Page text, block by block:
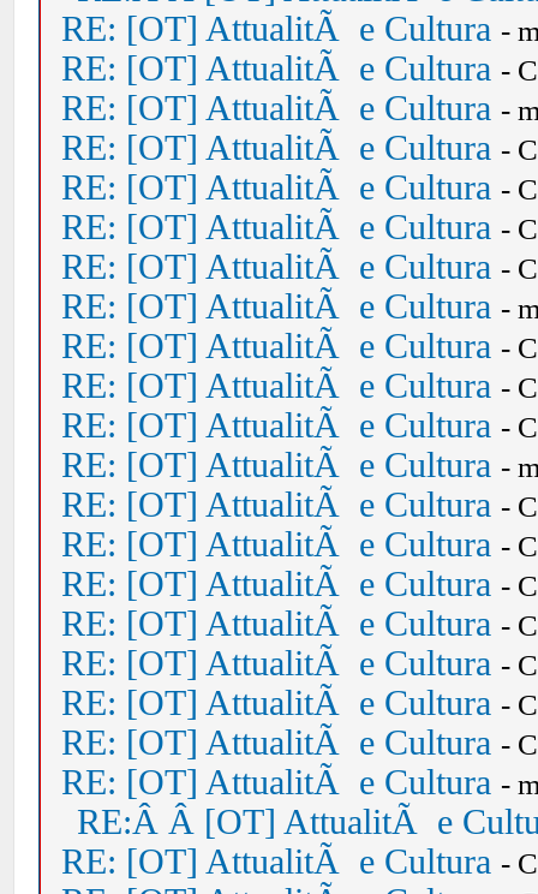
RE: [OT] AttualitÃ e Cultura -
RE: [OT] AttualitÃ e Cultura -
RE: [OT] AttualitÃ e Cultura -
RE: [OT] AttualitÃ e Cultura -
RE: [OT] AttualitÃ e Cultura -
RE: [OT] AttualitÃ e Cultura -
RE: [OT] AttualitÃ e Cultura -
RE: [OT] AttualitÃ e Cultura -
RE: [OT] AttualitÃ e Cultura -
RE: [OT] AttualitÃ e Cultura -
RE: [OT] AttualitÃ e Cultura -
RE: [OT] AttualitÃ e Cultura -
RE: [OT] AttualitÃ e Cultura -
RE: [OT] AttualitÃ e Cultura -
RE: [OT] AttualitÃ e Cultura -
RE: [OT] AttualitÃ e Cultura -
RE: [OT] AttualitÃ e Cultura -
RE: [OT] AttualitÃ e Cultura -
RE: [OT] AttualitÃ e Cultura -
RE: [OT] AttualitÃ e Cultura -
RE:Â Â [OT] AttualitÃ e
RE: [OT] AttualitÃ e Cultura -